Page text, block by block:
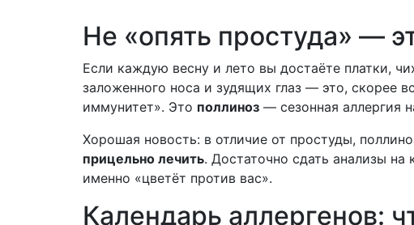
Не «опять простуда» —
Если каждую весну и лето вы достаёте платки,
заложенного носа и зудящих глаз — это, скорее
иммунитет». Это поллиноз — сезонная аллергия
Хорошая новость: в отличие от простуды,
прицельно лечить. Достаточно сдать анализы
именно «цветёт против вас».
Календарь аллергенов: